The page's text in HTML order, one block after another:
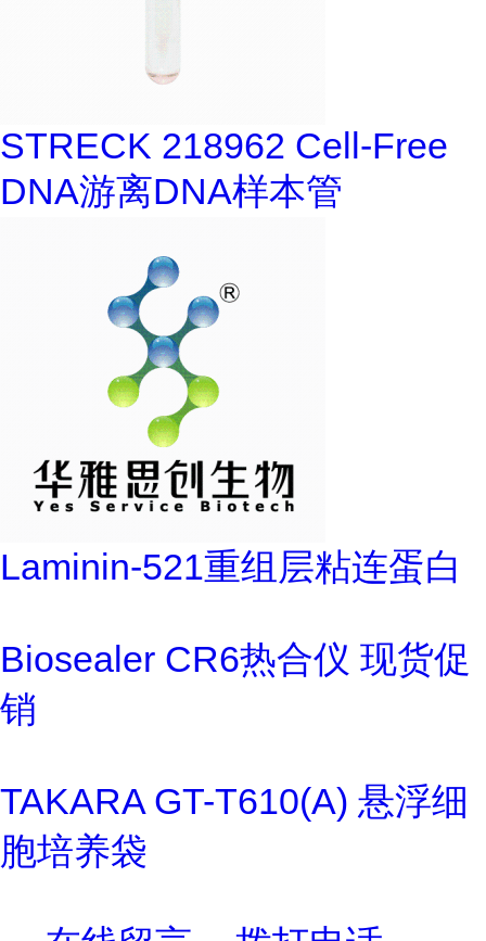
STRECK 218962 Cell-Free
DNA游离DNA样本管
Laminin-521重组层粘连蛋白
Biosealer CR6热合仪 现货促
销
TAKARA GT-T610(A) 悬浮细
胞培养袋